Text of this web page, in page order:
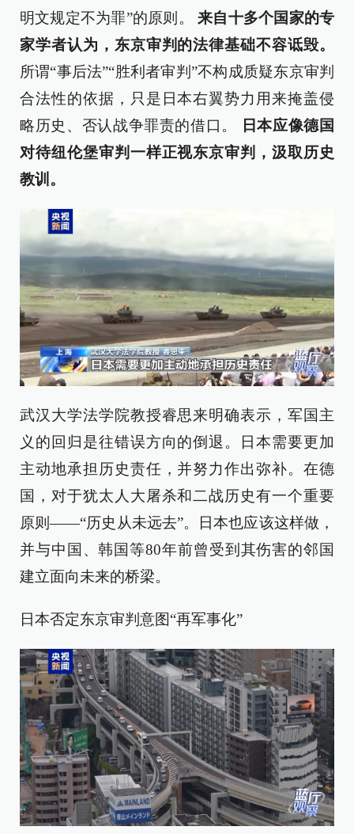
明文规定不为罪”的原则。
来自十多个国家的专
家学者认为，东京审判的法律基础不容诋毁。
所谓“事后法”“胜利者审判”不构成质疑东京审判
合法性的依据，只是日本右翼势力用来掩盖侵
略历史、否认战争罪责的借口。
日本应像德国
对待纽伦堡审判一样正视东京审判，汲取历史
教训。
武汉大学法学院教授睿思来明确表示，军国主
义的回归是往错误方向的倒退。日本需要更加
主动地承担历史责任，并努力作出弥补。在德
国，对于犹太人大屠杀和二战历史有一个重要
原则——“历史从未远去”。日本也应该这样做，
并与中国、韩国等80年前曾受到其伤害的邻国
建立面向未来的桥梁。
日本否定东京审判意图“再军事化”